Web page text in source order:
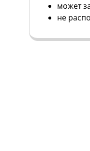
может
не